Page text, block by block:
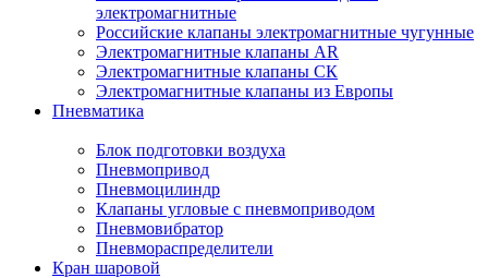
электромагнитные
Российские клапаны электромагнитные чугунные
Электромагнитные клапаны AR
Электромагнитные клапаны СК
Электромагнитные клапаны из Европы
Пневматика
Блок подготовки воздуха
Пневмопривод
Пневмоцилиндр
Клапаны угловые с пневмоприводом
Пневмовибратор
Пневмораспределители
Кран шаровой